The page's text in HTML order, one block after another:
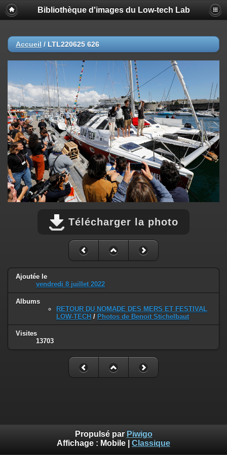
Bibliothèque d'images du Low-tech Lab
Accueil / LTL220625 626
Télécharger la photo
Ajoutée le
vendredi 8 juillet 2022
Albums
RETOUR DU NOMADE DES MERS ET FESTIVAL
LOW-TECH / Photos de Benoit Stichelbaut
Visites
13703
Propulsé par Piwigo
Affichage : Mobile Classique